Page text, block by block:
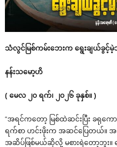
သံလွင်မြစ်ကမ်းဘေးက ရွေးချယ်ခွင့်မဲ့ဘ
နန်းသမော့ဟိ
( မေလ ၂၀ ရက်၊ ၂၀၂၆ ခုနှစ်။ )
“အရင်ကတော့ မြစ်ထဲဆင်းပြီး ခရုက
ရက်စာ ဟင်းဖိုးက အဆင်ပြေတယ်။ အ
အဆိပ်ဖြစ်မယ်ဆိုလို့ မစားရဲတော့ဘူး။